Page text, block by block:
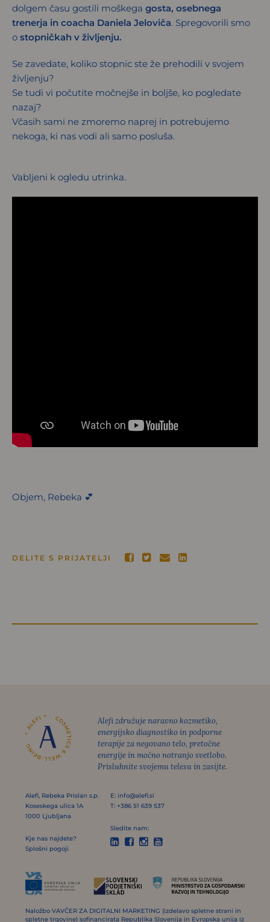
dolgem času gostili moškega gosta, osebnega
trenerja in coacha Daniela Jeloviča. Spregovorili smo
o stopničkah v življenju.
Se zavedate, koliko stopnic ste že prehodili v svojem
življenju?
Se tudi vi počutite močnejše in boljše, ko pogledate
nazaj?
Včasih sami ne zmoremo naprej in potrebujemo
nekoga, ki nas vodi ali samo posluša.
Vabljeni k ogledu utrinka.
Objem, Rebeka 💕
DELITE S PRIJATELJI
Alefi združuje naravno kozmetiko,
energijsko diagnostiko in podporne
terapije za negovano telo, pretočne
energije in močno notranjo svetlobo.
Prisluhnite svojemu telesu in zasijte.
Alefi, Rebeka Prislan s.p.
Koseskega ulica 1A
1000 Ljubljana
Kje nas najdete?
Splošni pogoji
E: info@alefi.si
T: +386 51 639 537
Sledite nam:
   
Naložbo VAVČER ZA DIGITALNI MARKETING (izdelavo spletne strani in
spletne trgovine) sofinancirata Republika Slovenija in Evropska unija iz